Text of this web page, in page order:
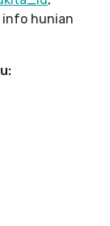
info hunian